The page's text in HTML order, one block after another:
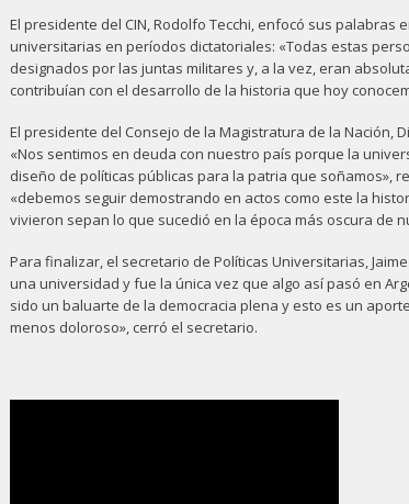
El presidente del CIN, Rodolfo Tecchi, enfocó sus palabras
universitarias en períodos dictatoriales: «Todas estas
designados por las juntas militares y, a la vez, eran
contribuían con el desarrollo de la historia que hoy
El presidente del Consejo de la Magistratura de la Nación,
«Nos sentimos en deuda con nuestro país porque la
diseño de políticas públicas para la patria que soñamos»,
«debemos seguir demostrando en actos como este la
vivieron sepan lo que sucedió en la época más oscura de
Para finalizar, el secretario de Políticas Universitarias,
una universidad y fue la única vez que algo así pasó en
sido un baluarte de la democracia plena y esto es un
menos doloroso», cerró el secretario.